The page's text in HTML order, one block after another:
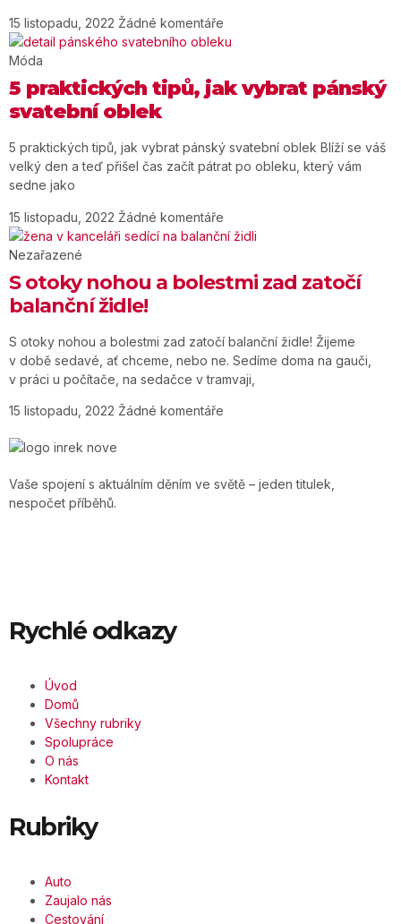
15 listopadu, 2022 Žádné komentáře
Móda
5 praktických tipů, jak vybrat pánský
svatební oblek
5 praktických tipů, jak vybrat pánský svatební oblek Blíží se váš
velký den a teď přišel čas začít pátrat po obleku, který vám
sedne jako
15 listopadu, 2022 Žádné komentáře
Nezařazené
S otoky nohou a bolestmi zad zatočí
balanční židle!
S otoky nohou a bolestmi zad zatočí balanční židle! Žijeme
v době sedavé, ať chceme, nebo ne. Sedíme doma na gauči,
v práci u počítače, na sedačce v tramvaji,
15 listopadu, 2022 Žádné komentáře
Vaše spojení s aktuálním děním ve světě – jeden titulek,
nespočet příběhů.
Rychlé odkazy
Úvod
Domů
Všechny rubriky
Spolupráce
O nás
Kontakt
Rubriky
Auto
Zaujalo nás
Cestování